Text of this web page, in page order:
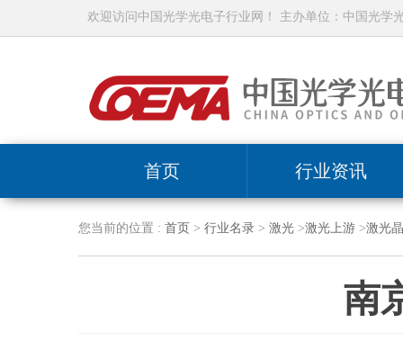
欢迎访问中国光学光电子行业网！ 主办单位：中国光学
首页 行业资讯
您当前的位置 : 首页 > 行业名录> 激光>激光上游>激光
南